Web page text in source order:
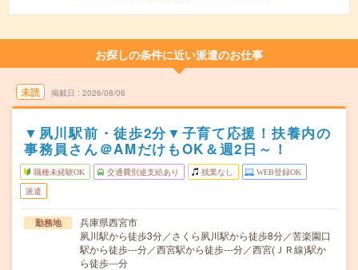
お探しの条件に近い派遣のお仕事
未読 掲載日 2026/08/06
▼夙川駅前・徒歩2分▼子育て応援！扶養内の
事務員さん＠AMだけもOK＆週2日～！
職種未経験OK 交通費別途支給あり 残業なし WEB登録OK
派遣
勤務地
兵庫県西宮市
夙川駅から徒歩3分／さくら夙川駅から徒歩8分／苦楽園口
駅から徒歩---分／西宮駅から徒歩---分／西宮(ＪＲ線)駅か
ら徒歩---分